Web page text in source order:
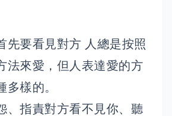
先要看見對方 人總是按照
法來愛，但人表達愛的方
多樣的。
、指責對方看不見你、聽